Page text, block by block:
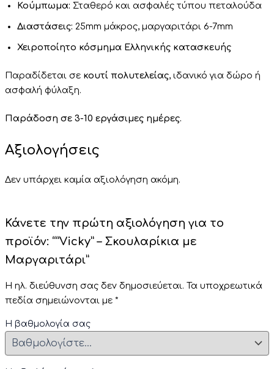
Κούμπωμα: Σταθερό και ασφαλές τύπου πεταλούδα
Διαστάσεις: 25mm μάκρος, μαργαριτάρι 6-7mm
Χειροποίητο κόσμημα Ελληνικής κατασκευής
Παραδίδεται σε κουτί πολυτελείας, ιδανικό για δώρο ή
ασφαλή φύλαξη.
Παράδοση σε 3-10 εργάσιμες ημέρες.
Αξιολογήσεις
Δεν υπάρχει καμία αξιολόγηση ακόμη.
Κάνετε την πρώτη αξιολόγηση για το
προϊόν: ““Vicky” – Σκουλαρίκια με
Μαργαριτάρι”
Η ηλ. διεύθυνση σας δεν δημοσιεύεται. Τα υποχρεωτικά
πεδία σημειώνονται με *
Η βαθμολογία σας